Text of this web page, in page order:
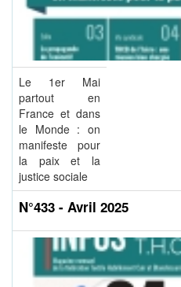
Le 1er Mai
partout en
France et dans
le Monde : on
manifeste pour
la paix et la
justice sociale
N°433 - Avril 2025